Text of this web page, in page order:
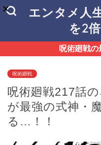
エンタメ人
を2
呪術廻戦の
呪術廻戦
呪術廻戦217話
が最強の式神・
る…！！